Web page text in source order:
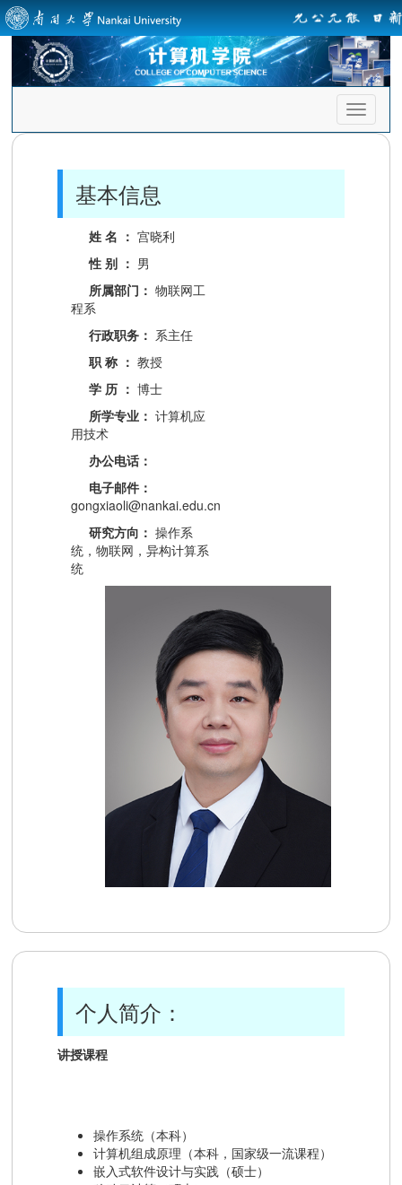
首
页
基本信息
姓 名 ：宫晓利
性 别 ： 男
所属部门：物联网工
程系
行政职务： 系主任
职 称 ：教授
学 历 ：博士
所学专业：计算机应
用技术
办公电话：
电子邮件：
gongxiaoli@nankai.edu.cn
研究方向：操作系
统，物联网，异构计算系
统
个人简介：
讲授课程
操作系统（本科）
计算机组成原理（本科，国家级一流课程）
嵌入式软件设计与实践（硕士）